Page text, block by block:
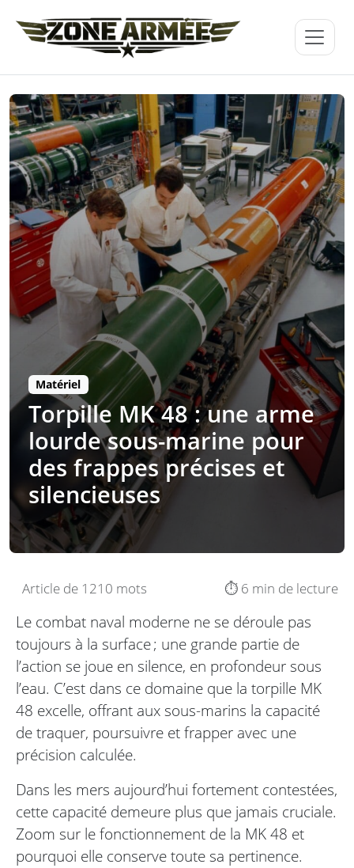
Matériel
Torpille MK 48 : une arme
lourde sous-marine pour
des frappes précises et
silencieuses
Article de 1210 mots ⏱️ 6 min de lecture
Le combat naval moderne ne se déroule pas
toujours à la surface ; une grande partie de
l’action se joue en silence, en profondeur sous
l’eau. C’est dans ce domaine que la torpille MK
48 excelle, offrant aux sous-marins la capacité
de traquer, poursuivre et frapper avec une
précision calculée.
Dans les mers aujourd’hui fortement contestées,
cette capacité demeure plus que jamais cruciale.
Zoom sur le fonctionnement de la MK 48 et
pourquoi elle conserve toute sa pertinence.